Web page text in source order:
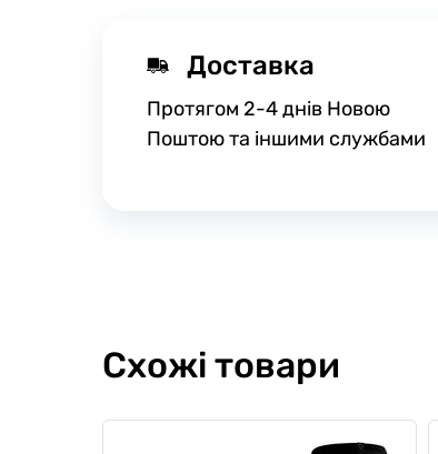
Доставка
Протягом 2-4 днів Новою
Поштою та іншими службами
Схожі товари